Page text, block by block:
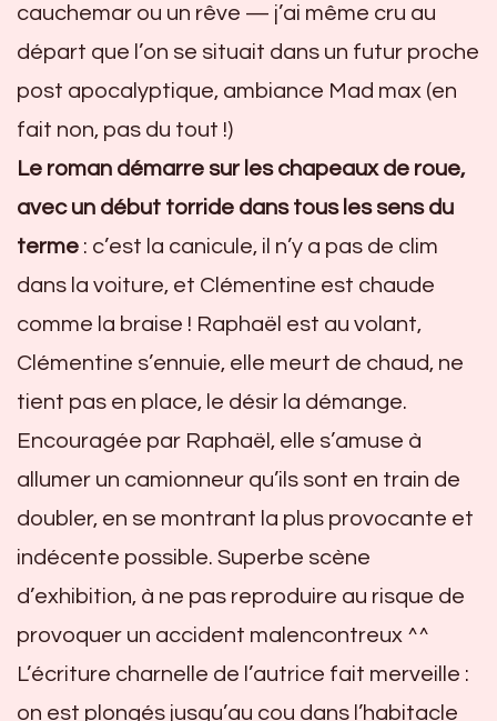
cauchemar ou un rêve — j’ai même cru au
départ que l’on se situait dans un futur proche
post apocalyptique, ambiance Mad max (en
fait non, pas du tout !)
Le roman démarre sur les chapeaux de roue,
avec un début torride dans tous les sens du
terme : c’est la canicule, il n’y a pas de clim
dans la voiture, et Clémentine est chaude
comme la braise ! Raphaël est au volant,
Clémentine s’ennuie, elle meurt de chaud, ne
tient pas en place, le désir la démange.
Encouragée par Raphaël, elle s’amuse à
allumer un camionneur qu’ils sont en train de
doubler, en se montrant la plus provocante et
indécente possible. Superbe scène
d’exhibition, à ne pas reproduire au risque de
provoquer un accident malencontreux ^^
L’écriture charnelle de l’autrice fait merveille :
on est plongés jusqu’au cou dans l’habitacle